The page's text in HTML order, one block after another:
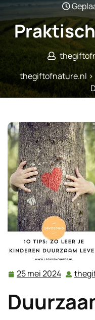
thegiftofnature.nl
25 mei 2024 25
2024